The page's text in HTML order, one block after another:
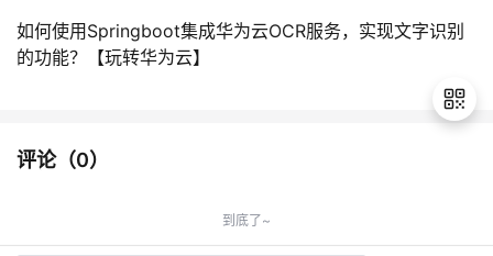
如何使用Springboot集成华为云OCR服务，实现文字识别
的功能？【玩转华为云】
评论（0）
到底了~